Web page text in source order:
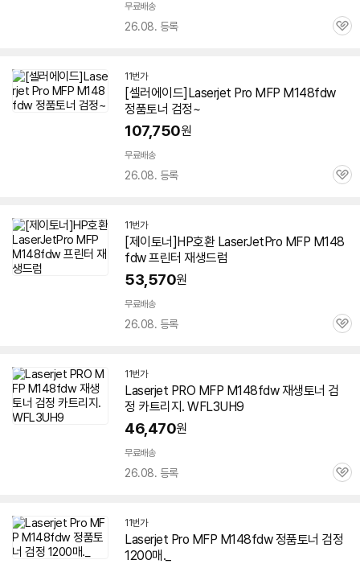
무료배송
26.08. 등록
관
11번가
[셀러에이드]Laserjet Pro MFP M148fdw
정품토너 검정~
107,750원
무료배송
26.08. 등록
관
11번가
[제이토너]HP호환 LaserJetPro MFP M148
fdw 프린터 재생드럼
53,570원
무료배송
26.08. 등록
관
11번가
Laserjet PRO MFP M148fdw 재생토너 검
정 카트리지. WFL3UH9
46,470원
무료배송
26.08. 등록
관
11번가
Laserjet Pro MFP M148fdw 정품토너 검정
1200매._